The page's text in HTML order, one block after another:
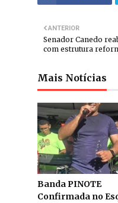
ANTERIOR
Senador Canedo
com estrutura
Mais Notícias
Banda PINOTE
Confirmada no